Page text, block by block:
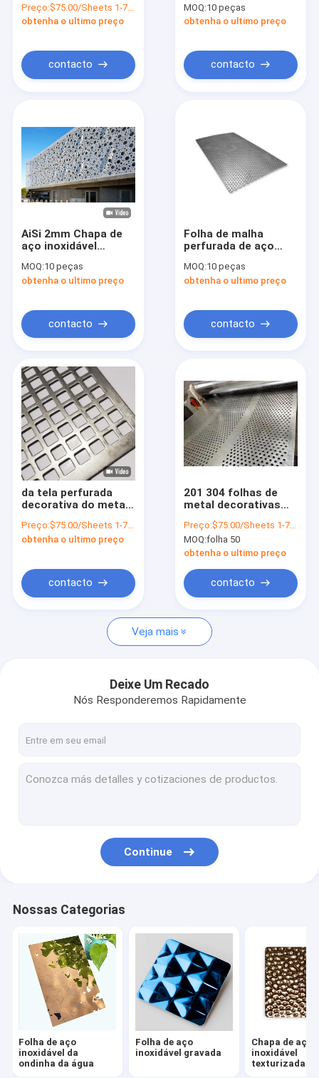
Produtos
Vídeos
Quem Somos
Fábrica
Fale Conosco
notícias
Pedir um orçamento
Folha de aço inoxidável da ondinha da água
Folha de aço inoxidável antiga
Folha de aço inoxidável martelada
Folha de aço inoxidável laminada
Folha de aço inoxidável
Folha de aço inoxidável anti-impressão digital
aço inoxidável
flexível dilui
Preço:$75.00/Sheets 1-79 Sheets
obtenha o ultimo preço
contacto
metal perfurada
MOQ:10 peças
obtenha o ultimo preço
contacto
AiSi 2mm Chapa de
aço inoxidável
Chapa de metal
perfurado polido
MOQ:10 peças
obtenha o ultimo preço
contacto
Folha de malha
perfurada de aço
projetos
arquitetônicos de
MOQ:10 peças
obtenha o ultimo preço
contacto
da tela perfurada
decorativa do metal
metálica perfurada
de aço inoxidável
Preço:$75.00/Sheets 1-79 Sheets
obtenha o ultimo preço
contacto
201 304 folhas de
metal decorativas
folha de aço
inoxidável
Preço:$75.00/Sheets 1-79 Sheets
MOQ:folha 50
obtenha o ultimo preço
contacto
Veja mais
Deixe Um Recado
Nós Responderemos Rapidamente
Continue
Nossas Categorias
Folha de aço
inoxidável da
ondinha da água
Folha de aço
inoxidável gravada
Chapa de aço
inoxidável
texturizada